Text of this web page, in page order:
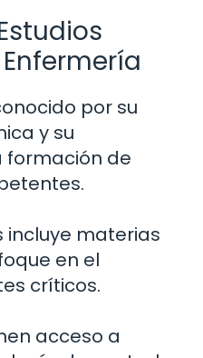
por su
y su
formación de
incluye materias
en el
críticos.
acceso a